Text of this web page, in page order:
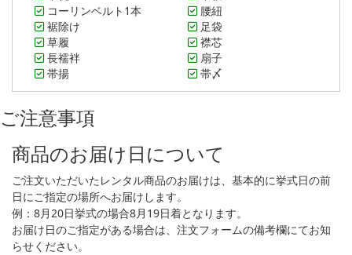
コーリンベルト1本
腰紐
裾除け
足袋
草履
襟芯
長襦袢
扇子
帯揚
帯〆
ご注意事項
商品のお届け日について
ご注文いただいたレンタル商品のお届けは、基本的に挙式日の前
日にご指定の場所へお届けします。
例：8月20日挙式の場合8月19日着となります。
お届け日のご指定がある場合は、注文フォームの備考欄にてお知
らせください。